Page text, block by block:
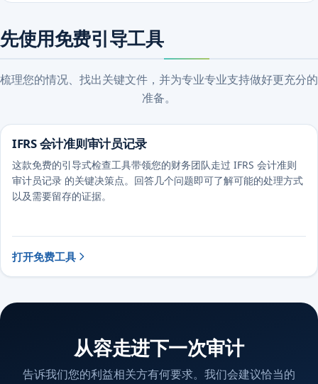
先使用免费引导工具
梳理您的情况、找出关键文件，并为专业专业支持做好更充分的
准备。
IFRS 会计准则审计员记录
这款免费的引导式检查工具带领您的财务团队走过 IFRS 会计准则
审计员记录 的关键决策点。回答几个问题即可了解可能的处理方式
以及需要留存的证据。
打开免费工具
从容走进下一次审计
告诉我们您的利益相关方有何要求。我们会建议恰当的